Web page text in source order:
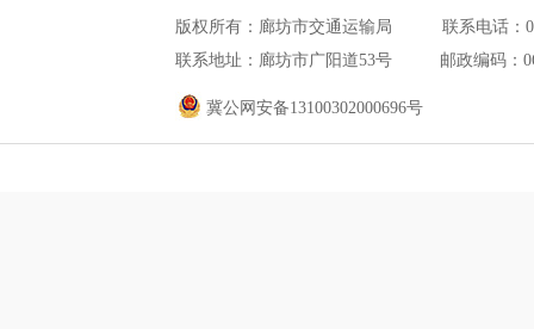
版权所有：廊坊市交通运输局 联系电话
联系地址：廊坊市广阳道53号 邮政编
冀公网安备13100302000696号